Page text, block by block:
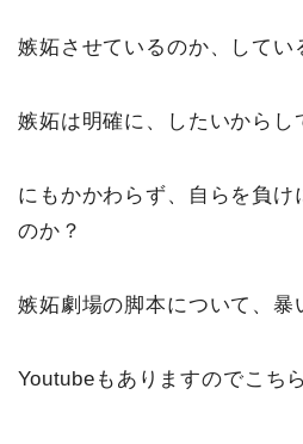
嫉妬させているのか、してい
嫉妬は明確に、したいからし
にもかかわらず、自らを負け
のか？
嫉妬劇場の脚本について、暴
Youtubeもありますのでこち